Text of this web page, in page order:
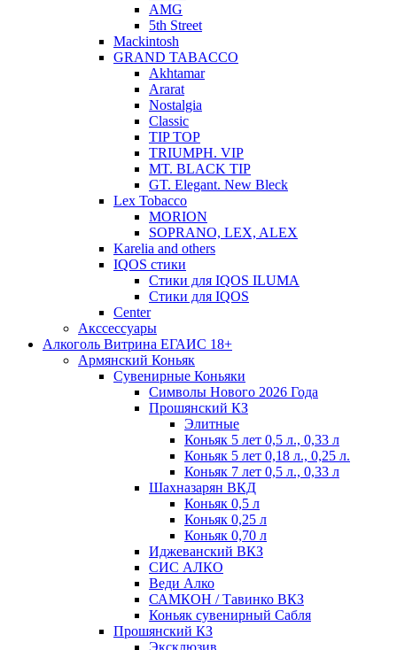
AMG
5th Street
Mackintosh
GRAND TABACCO
Akhtamar
Ararat
Nostalgia
Classic
TIP TOP
TRIUMPH. VIP
MT. BLACK TIP
GT. Elegant. New Bleck
Lex Tobacco
MORION
SOPRANO, LEX, ALEX
Karelia and others
IQOS стики
Стики для IQOS ILUMA
Стики для IQOS
Сenter
Акссессуары
Алкоголь Витрина ЕГАИС 18+
Армянский Коньяк
Сувенирные Коньяки
Символы Нового 2026 Года
Прошянский КЗ
Элитные
Коньяк 5 лет 0,5 л., 0,33 л
Коньяк 5 лет 0,18 л., 0,25 л.
Коньяк 7 лет 0,5 л., 0,33 л
Шахназарян ВКД
Коньяк 0,5 л
Коньяк 0,25 л
Коньяк 0,70 л
Иджеванский ВКЗ
СИС АЛКО
Веди Алко
САМКОН / Тавинко ВКЗ
Коньяк сувенирный Сабля
Прошянский КЗ
Эксклюзив